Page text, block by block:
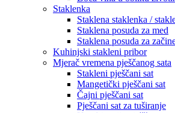
Staklenka
Staklena staklenka /
Staklena posuda za med
Staklena posuda za
Kuhinjski stakleni pribor
Mjerač vremena pješčanog sata
Stakleni pješčani sat
Mangetički pješčani sat
Čajni pješčani sat
Pješčani sat za tuširanje